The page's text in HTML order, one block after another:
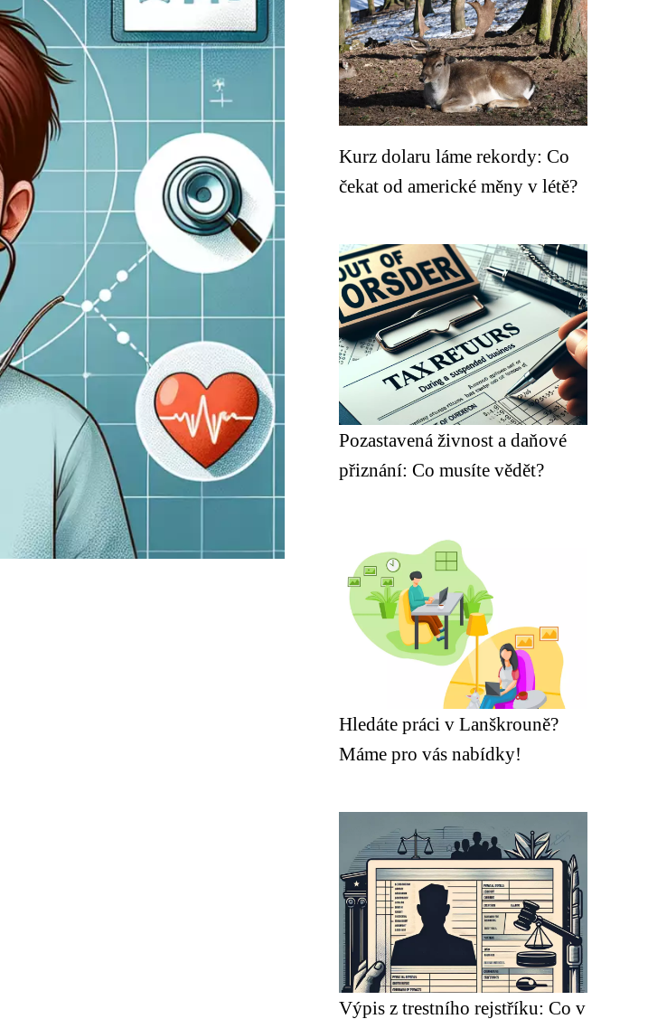
Kurz dolaru láme rekordy: Co
čekat od americké měny v létě?
Pozastavená živnost a daňové
přiznání: Co musíte vědět?
Hledáte práci v Lanškrouně?
Máme pro vás nabídky!
Výpis z trestního rejstříku: Co v